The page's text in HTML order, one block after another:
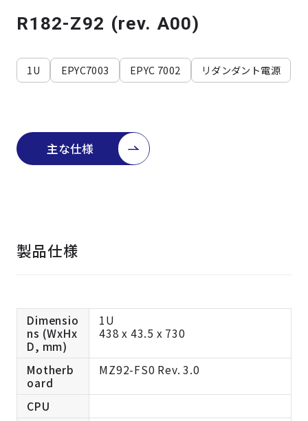
よくある質問
採用情報
R182-Z92 (rev. A00)
1U EPYC7003 EPYC 7002 リダンダント電源
主な仕様
製品仕様
Dimensio
ns (WxHx
D, mm)
1U
438 x 43.5 x 730
Motherb
oard
MZ92-FS0 Rev. 3.0
CPU